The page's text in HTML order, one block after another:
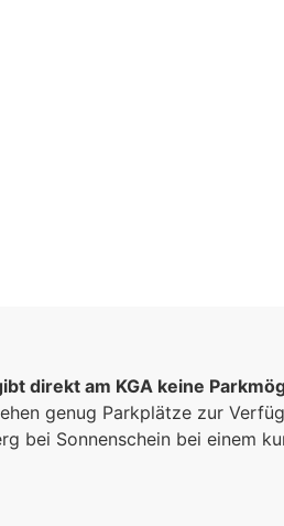
direkt am KGA keine
genug Parkplätze zur
bei Sonnenschein bei einem